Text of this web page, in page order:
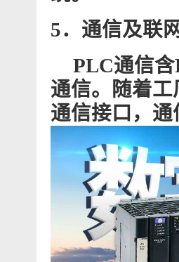
5．通信及联
PLC通信
通信。随着
通信接口，